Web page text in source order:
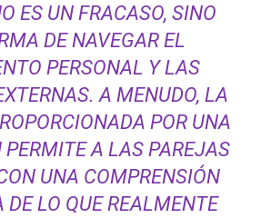
ES UN FRACASO, SINO
DE NAVEGAR EL
PERSONAL Y LAS
A MENUDO, LA
POR UNA
PERMITE A LAS PAREJAS
UNA COMPRENSIÓN
DE LO QUE REALMENTE